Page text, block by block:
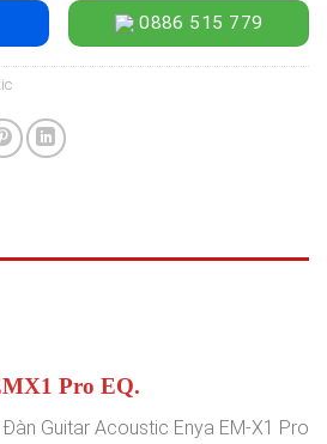
0886 515 779
Pro EQ.
Guitar Acoustic Enya EM-X1 Pro